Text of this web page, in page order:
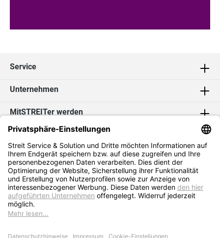
Service
Unternehmen
MitSTREITer werden
Kontakt
Social Media